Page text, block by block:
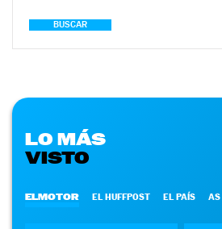
BUSCAR
LO MÁS
VISTO
ELMOTOR EL HUFFPOST EL PAÍS AS